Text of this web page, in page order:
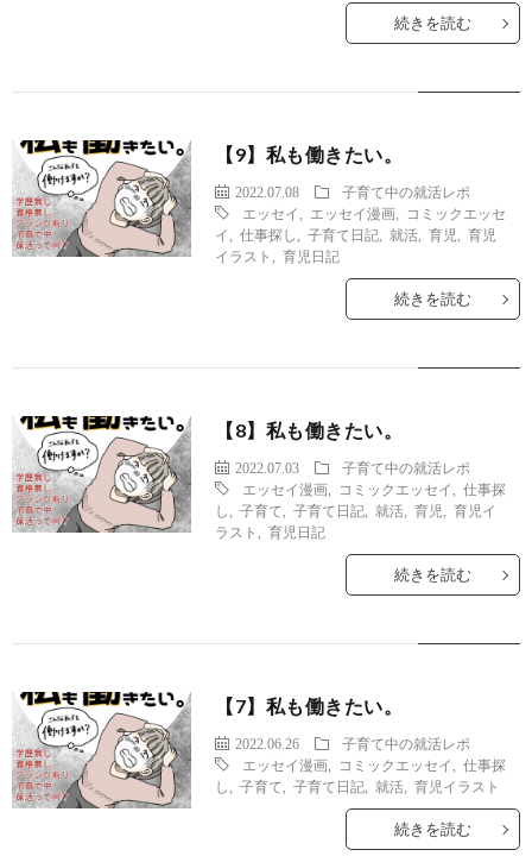
続きを読む
【9】私も働きたい。
2022.07.08
子育て中の就活レポ
エッセイ
エッセイ漫画
コミックエッセ
イ
,仕事探し ,子育て日記 ,就活 ,育児 ,育児
イラスト
,育児日記
続きを読む
【8】私も働きたい。
2022.07.03
子育て中の就活レポ
エッセイ漫画
コミックエッセイ ,仕事探
し
,子育て ,子育て日記 ,就活 ,育児 ,育児イ
ラスト
,育児日記
続きを読む
【7】私も働きたい。
2022.06.26
子育て中の就活レポ
エッセイ漫画
コミックエッセイ ,仕事探
し
,子育て ,子育て日記 ,就活 ,育児イラスト
続きを読む